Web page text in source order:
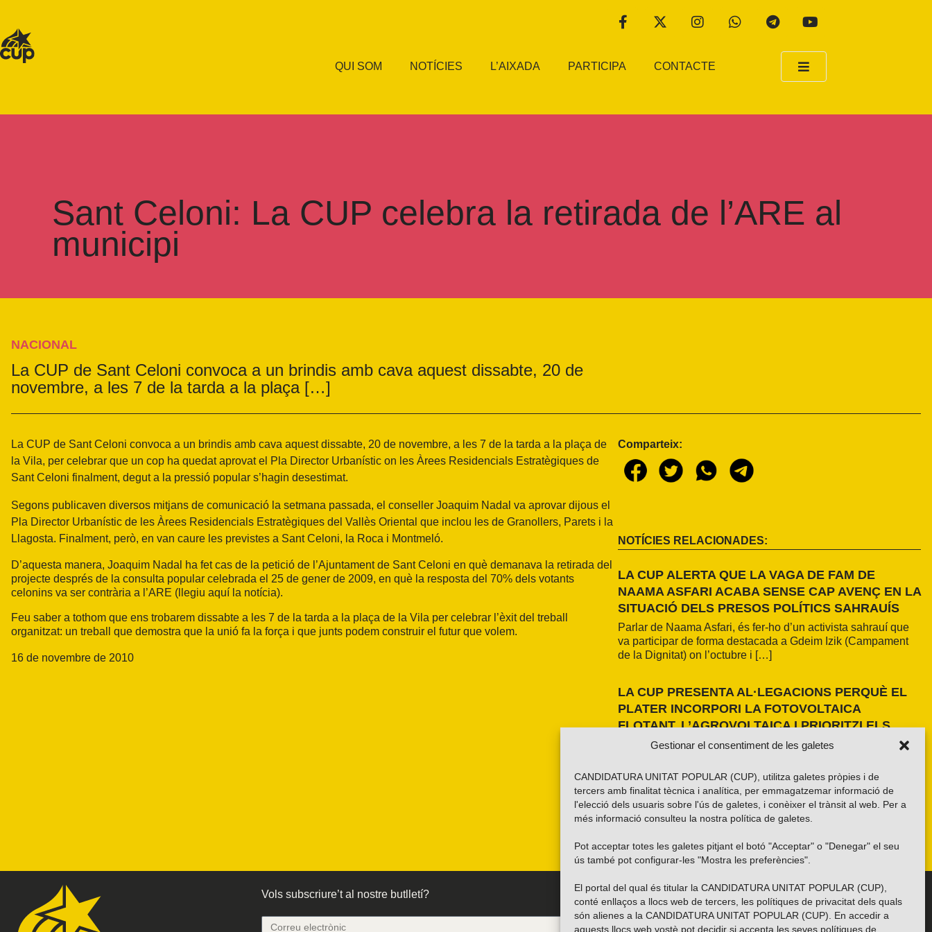
Gestionar el consentiment de les galetes
CANDIDATURA UNITAT POPULAR (CUP), utilitza galetes pròpies i de
tercers amb finalitat tècnica i analítica, per emmagatzemar informació de
l'elecció dels usuaris sobre l'ús de galetes, i conèixer el trànsit al web. Per a
més informació consulteu la nostra política de galetes
Pot acceptar totes les galetes pitjant el botó "Acceptar" o "Denegar" el seu
ús també pot configurar-les "Mostra les preferències".
El portal del qual és titular la CANDIDATURA UNITAT POPULAR (CUP),
conté enllaços a llocs web de tercers, les polítiques de privacitat dels quals
són alienes a la CANDIDATURA UNITAT POPULAR (CUP). En accedir a
aquests llocs web vostè pot decidir si accepta les seves polítiques de
QUI SOM NOTÍCIES L’AIXADA PARTICIPA CONTACTE
Sant Celoni: La CUP celebra la retirada de l’ARE al
municipi
NACIONAL
La CUP de Sant Celoni convoca a un brindis amb cava aquest dissabte, 20 de
novembre, a les 7 de la tarda a la plaça […]
La CUP de Sant Celoni convoca a un brindis amb cava aquest dissabte, 20 de novembre, a les 7 de la tarda a la plaça de
la Vila, per celebrar que un cop ha quedat aprovat el Pla Director Urbanístic on les Àrees Residencials Estratègiques de
Sant Celoni finalment, degut a la pressió popular s’hagin desestimat.
Segons publicaven diversos mitjans de comunicació la setmana passada, el conseller Joaquim Nadal va aprovar dijous el
Pla Director Urbanístic de les Àrees Residencials Estratègiques del Vallès Oriental que inclou les de Granollers, Parets i la
Llagosta. Finalment, però, en van caure les previstes a Sant Celoni, la Roca i Montmeló.
D’aquesta manera, Joaquim Nadal ha fet cas de la petició de l’Ajuntament de Sant Celoni en què demanava la retirada del
projecte després de la consulta popular celebrada el 25 de gener de 2009, en què la resposta del 70% dels votants
celonins va ser contrària a l’ARE (llegiu aquí la notícia).
Feu saber a tothom que ens trobarem dissabte a les 7 de la tarda a la plaça de la Vila per celebrar l’èxit del treball
organitzat: un treball que demostra que la unió fa la força i que junts podem construir el futur que volem.
16 de novembre de 2010
Comparteix:
NOTÍCIES RELACIONADES:
LA CUP ALERTA QUE LA VAGA DE FAM DE
NAAMA ASFARI ACABA SENSE CAP AVENÇ EN LA
SITUACIÓ DELS PRESOS POLÍTICS SAHRAUÍS
Parlar de Naama Asfari, és fer-ho d’un activista sahrauí que
va participar de forma destacada a Gdeim Izik (Campament
de la Dignitat) on l’octubre i […]
LA CUP PRESENTA AL·LEGACIONS PERQUÈ EL
PLATER INCORPORI LA FOTOVOLTAICA
FLOTANT, L’AGROVOLTAICA I PRIORITZI ELS
ESPAIS ANTROPITZATS
al PLATER d’àmbit nacional. La primera, amb una proposta
pròpia basada en els resultats de l’estudi fet a la demarcació
de Girona i amb la voluntat d’estendre’n els criteris a tot el
país. La segona, impulsada per la Xarxa per una Transició
Vols subscriure’t al nostre butlletí? Troba’ns a les xarxes socials